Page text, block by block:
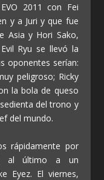
2011 con Fei
y a Juri y que fue
Asia y Hori Sako,
Ryu se llevó la
oponentes serían:
peligroso; Ricky
la bola de queso
del trono y
del mundo.
rápidamente por
al último a un
Eyez. El viernes,